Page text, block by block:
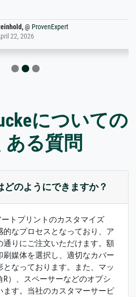
についての
ある質問
どのようにできますか？
ートプリントのカスタマイズ
的なプロセスとなっており、ア
通りにご注文いただけます。額
刷媒体を選択し、適切なカバー
なっております。また、マッ
R）、スペーサーなどのオプシ
ます。当社のカスタマーサービ